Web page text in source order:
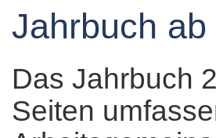
Jahrbuch
Das Jahrbuch
Seiten